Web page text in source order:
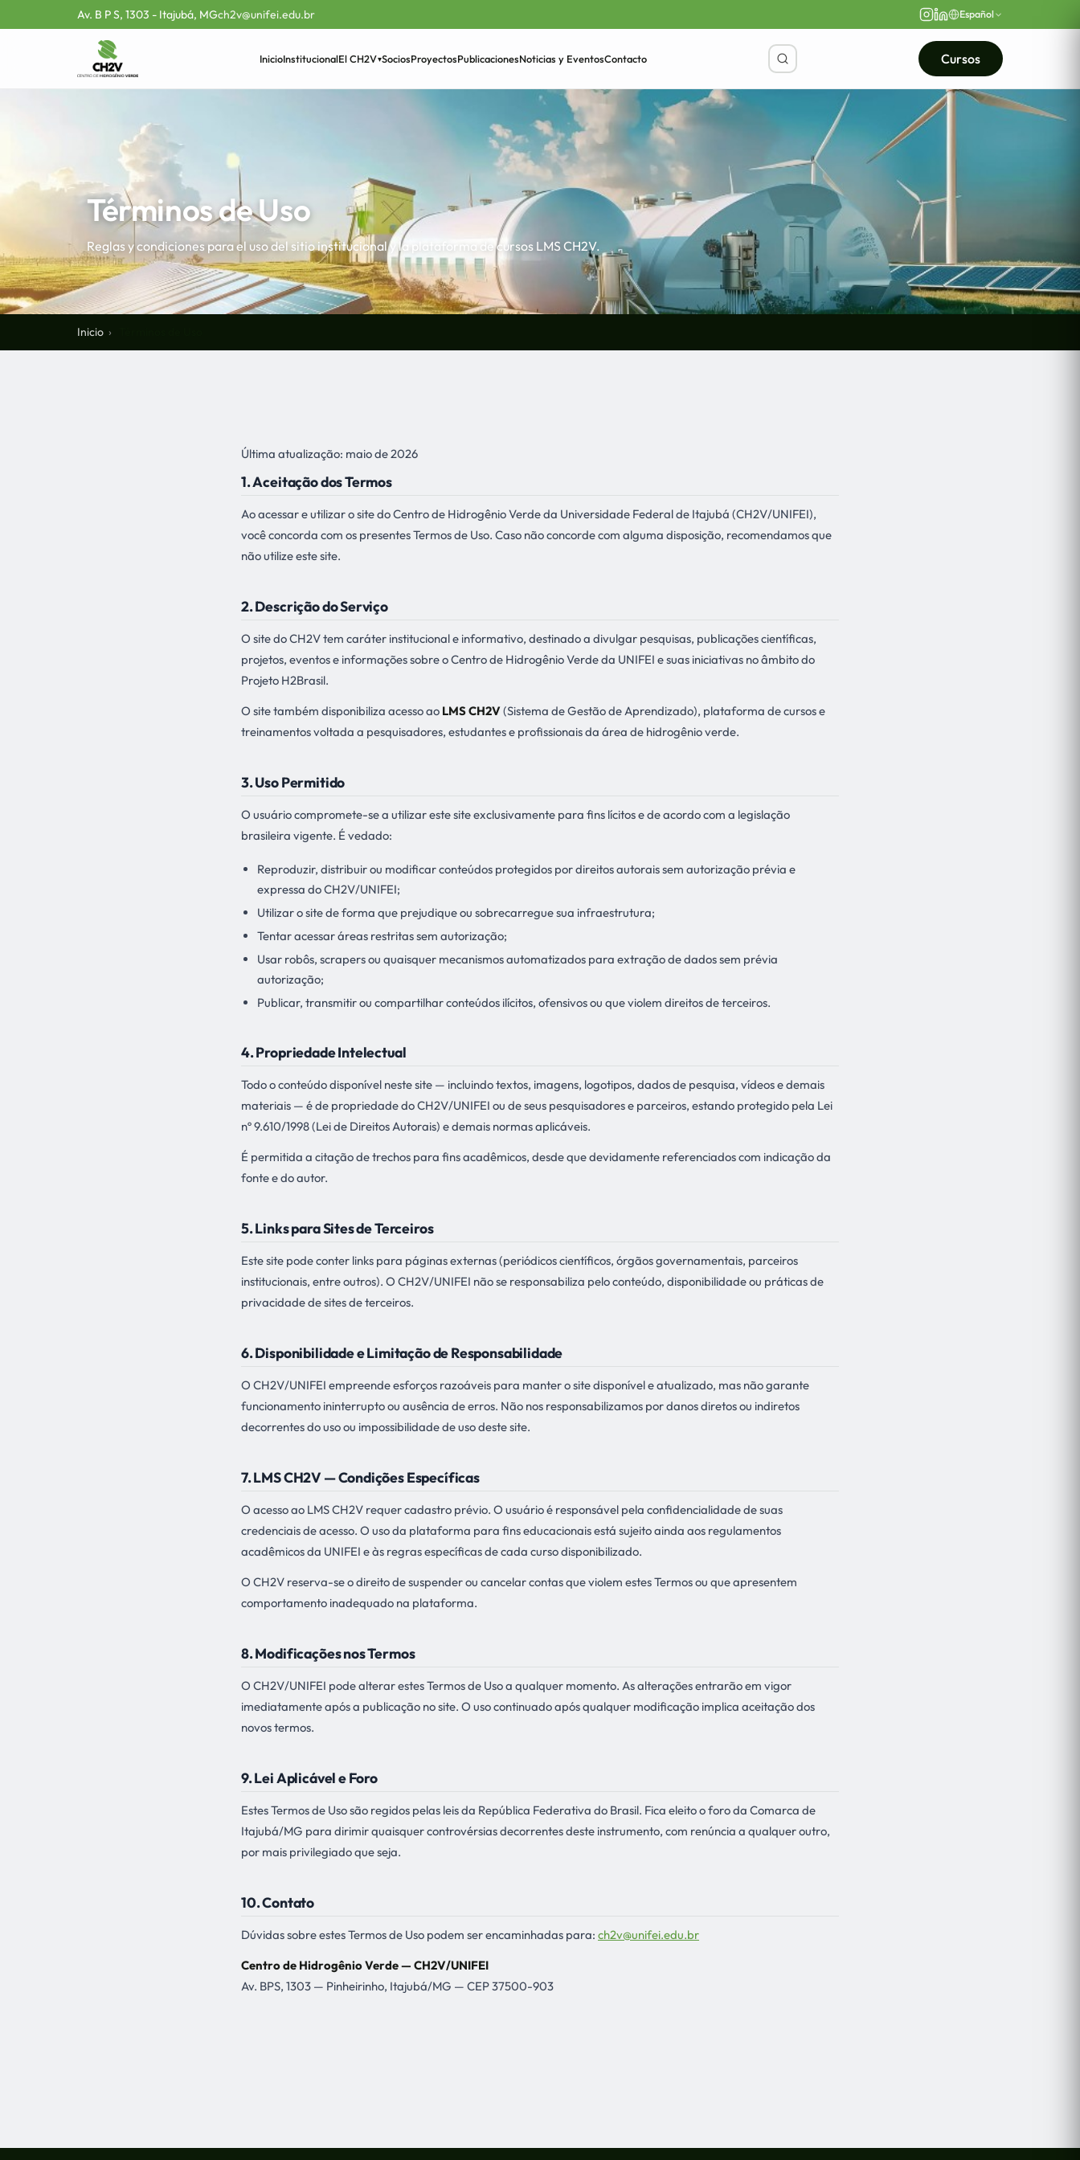
Av. B P S, 1303 - Itajubá, MGch2v@unifei.edu.br Español
InicioInstitucionalEl CH2V▾SociosProyectosPublicacionesNoticias y EventosContacto Cursos
Términos de Uso
Reglas y condiciones para el uso del sitio institucional y la plataforma de cursos LMS CH2V.
Inicio
Última atualização: maio de 2026
1. Aceitação dos Termos
Ao acessar e utilizar o site do Centro de Hidrogênio Verde da Universidade Federal de Itajubá (CH2V/UNIFEI),
você concorda com os presentes Termos de Uso. Caso não concorde com alguma disposição, recomendamos que
não utilize este site.
2. Descrição do Serviço
O site do CH2V tem caráter institucional e informativo, destinado a divulgar pesquisas, publicações científicas,
projetos, eventos e informações sobre o Centro de Hidrogênio Verde da UNIFEI e suas iniciativas no âmbito do
Projeto H2Brasil.
O site também disponibiliza acesso ao LMS CH2V(Sistema de Gestão de Aprendizado), plataforma de cursos e
treinamentos voltada a pesquisadores, estudantes e profissionais da área de hidrogênio verde.
3. Uso Permitido
O usuário compromete-se a utilizar este site exclusivamente para fins lícitos e de acordo com a legislação
brasileira vigente. É vedado:
Reproduzir, distribuir ou modificar conteúdos protegidos por direitos autorais sem autorização prévia e
expressa do CH2V/UNIFEI;
Utilizar o site de forma que prejudique ou sobrecarregue sua infraestrutura;
Tentar acessar áreas restritas sem autorização;
Usar robôs, scrapers ou quaisquer mecanismos automatizados para extração de dados sem prévia
autorização;
Publicar, transmitir ou compartilhar conteúdos ilícitos, ofensivos ou que violem direitos de terceiros.
4. Propriedade Intelectual
Todo o conteúdo disponível neste site — incluindo textos, imagens, logotipos, dados de pesquisa, vídeos e demais
materiais — é de propriedade do CH2V/UNIFEI ou de seus pesquisadores e parceiros, estando protegido pela Lei
nº 9.610/1998 (Lei de Direitos Autorais) e demais normas aplicáveis.
É permitida a citação de trechos para fins acadêmicos, desde que devidamente referenciados com indicação da
fonte e do autor.
5. Links para Sites de Terceiros
Este site pode conter links para páginas externas (periódicos científicos, órgãos governamentais, parceiros
institucionais, entre outros). O CH2V/UNIFEI não se responsabiliza pelo conteúdo, disponibilidade ou práticas de
privacidade de sites de terceiros.
6. Disponibilidade e Limitação de Responsabilidade
O CH2V/UNIFEI empreende esforços razoáveis para manter o site disponível e atualizado, mas não garante
funcionamento ininterrupto ou ausência de erros. Não nos responsabilizamos por danos diretos ou indiretos
decorrentes do uso ou impossibilidade de uso deste site.
7. LMS CH2V — Condições Específicas
O acesso ao LMS CH2V requer cadastro prévio. O usuário é responsável pela confidencialidade de suas
credenciais de acesso. O uso da plataforma para fins educacionais está sujeito ainda aos regulamentos
acadêmicos da UNIFEI e às regras específicas de cada curso disponibilizado.
O CH2V reserva-se o direito de suspender ou cancelar contas que violem estes Termos ou que apresentem
comportamento inadequado na plataforma.
8. Modificações nos Termos
O CH2V/UNIFEI pode alterar estes Termos de Uso a qualquer momento. As alterações entrarão em vigor
imediatamente após a publicação no site. O uso continuado após qualquer modificação implica aceitação dos
novos termos.
9. Lei Aplicável e Foro
Estes Termos de Uso são regidos pelas leis da República Federativa do Brasil. Fica eleito o foro da Comarca de
Itajubá/MG para dirimir quaisquer controvérsias decorrentes deste instrumento, com renúncia a qualquer outro,
por mais privilegiado que seja.
10. Contato
Dúvidas sobre estes Termos de Uso podem ser encaminhadas para: ch2v@unifei.edu.br
Centro de Hidrogênio Verde — CH2V/UNIFEI
Av. BPS, 1303 — Pinheirinho, Itajubá/MG — CEP 37500-903